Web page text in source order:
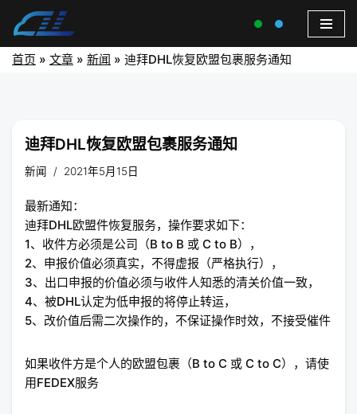
首页 » 文章 » 新闻 » 迪拜DHL恢复欧盟包裹服务通知
迪拜DHL恢复欧盟包裹服务通知
新闻 2021年5月15日
最新通知：
迪拜DHL欧盟件恢复服务，操作要求如下：
1、收件方必须是公司（B to B 或 C to B），
2、申报价值必须真实，不得虚报（严格执行），
3、出口申报的价值必须与收件人知悉的清关价值一致，
4、被DHL认定为低申报的将停止转运，
5、改价值后需二次操作的，不保证操作时效，不接受催件
如果收件方是个人的欧盟包裹（B to C 或 C to C），请使
用FEDEX服务